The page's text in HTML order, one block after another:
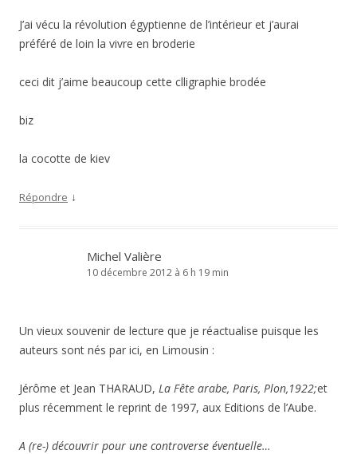
J’ai vécu la révolution égyptienne de l’intérieur et j’aurai
préféré de loin la vivre en broderie
ceci dit j’aime beaucoup cette clligraphie brodée
biz
la cocotte de kiev
Répondre ↓
Michel Valière
10 décembre 2012 à 6 h 19 min
Un vieux souvenir de lecture que je réactualise puisque les
auteurs sont nés par ici, en Limousin :
Jérôme et Jean THARAUD, La Fête arabe, Paris, Plon,1922;et
plus récemment le reprint de 1997, aux Editions de l’Aube.
A (re-) découvrir pour une controverse éventuelle…